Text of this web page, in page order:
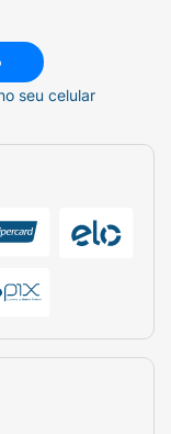
seu celular